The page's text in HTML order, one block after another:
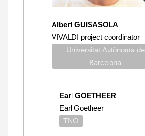
Albert GUISASOLA
VIVALDI project coordinator
Universitat Autònoma de
Barcelona
Earl GOETHEER
Earl Goetheer
TNO